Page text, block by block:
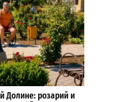
Долине: розарий и